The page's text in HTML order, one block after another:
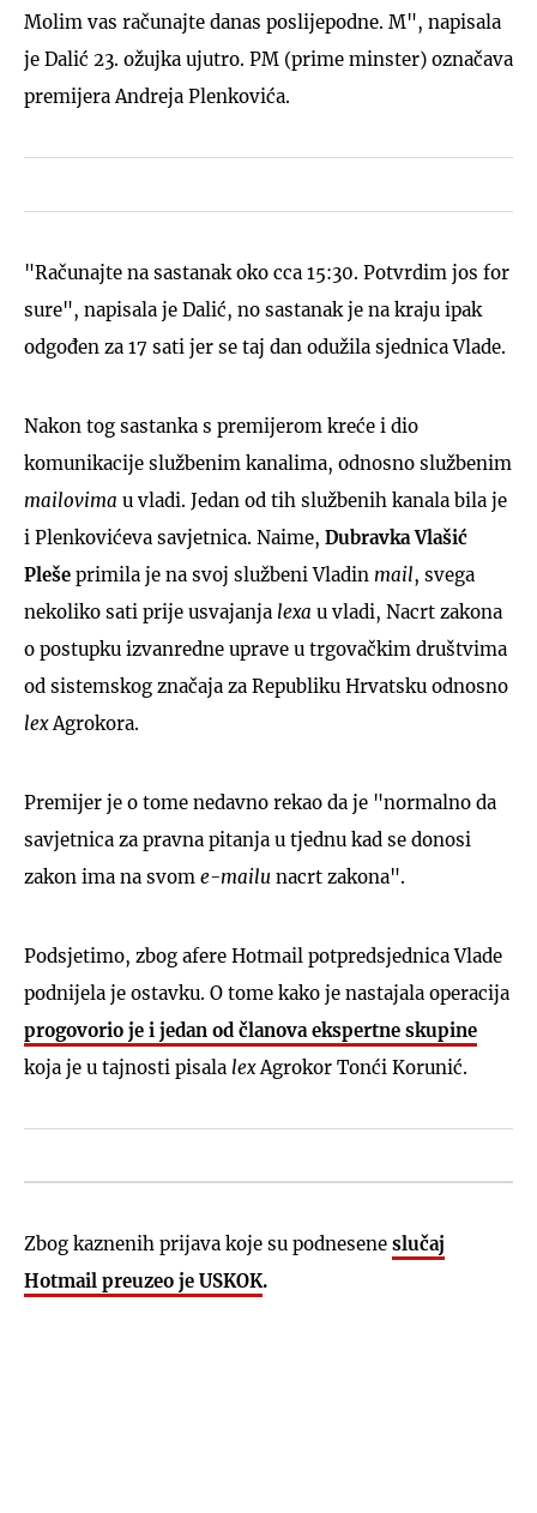
Molim vas računajte danas poslijepodne. M", napisala
je Dalić 23. ožujka ujutro. PM (prime minster) označava
premijera Andreja Plenkovića.
"Računajte na sastanak oko cca 15:30. Potvrdim jos for
sure", napisala je Dalić, no sastanak je na kraju ipak
odgođen za 17 sati jer se taj dan odužila sjednica Vlade.
Nakon tog sastanka s premijerom kreće i dio
komunikacije službenim kanalima, odnosno službenim
mailovima u vladi. Jedan od tih službenih kanala bila je
i Plenkovićeva savjetnica. Naime, Dubravka Vlašić
Pleše primila je na svoj službeni Vladin mail, svega
nekoliko sati prije usvajanja lexa u vladi, Nacrt zakona
o postupku izvanredne uprave u trgovačkim društvima
od sistemskog značaja za Republiku Hrvatsku odnosno
lex Agrokora.
Premijer je o tome nedavno rekao da je "normalno da
savjetnica za pravna pitanja u tjednu kad se donosi
zakon ima na svom e-mailu nacrt zakona".
Podsjetimo, zbog afere Hotmail potpredsjednica Vlade
podnijela je ostavku. O tome kako je nastajala operacija
progovorio je i jedan od članova ekspertne skupine
koja je u tajnosti pisala lex Agrokor Tonći Korunić.
Zbog kaznenih prijava koje su podnesene slučaj
Hotmail preuzeo je USKOK.